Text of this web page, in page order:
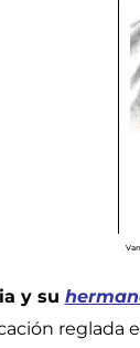
y su
reglada